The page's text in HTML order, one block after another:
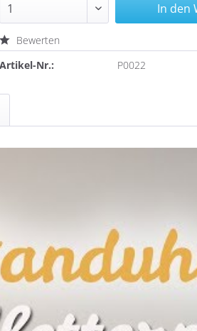
In den
Bewerten
Artikel-Nr.:
P0022